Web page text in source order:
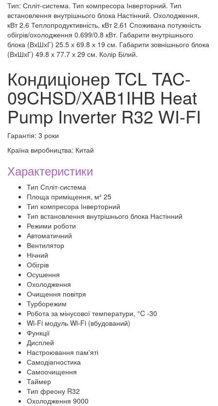
Тип: Спліт-система. Тип компресора Інверторний. Тип
встановлення внутрішнього блока Настінний. Охолодження,
кВт 2.6 Теплопродуктивність, кВт 2.61 Споживана потужність
обігрів/охолодження 0.699/0.8 кВт. Габарити внутрішнього
блока (ВхШхГ) 25.5 х 69.8 х 19 см. Габарити зовнішнього блока
(ВхШхГ) 49.8 х 77.7 х 29 см. Колір Білий.
Кондиціонер TCL TAC-
09CHSD/XAB1IHB Heat
Pump Inverter R32 WI-FI
Гарантія: 3 роки
Країна виробництва: Китай
Характеристики
Тип Спліт-система
Площа приміщення, м² 25
Тип компресора Інверторний
Тип встановлення внутрішнього блока Настінний
Режими роботи
Автоматичний
Вентилятор
Нічний
Обігрів
Осушення
Охолодження
Очищення повітря
Турборежим
Робота за мінусової температури, °C -30
Wi-Fi модуль Wi-Fi (вбудований)
Функції
Дисплей
Настроювання пам'яті
Самодіагностика
Самоочищення
Таймер
Тип фреону R32
Охолодження 9000